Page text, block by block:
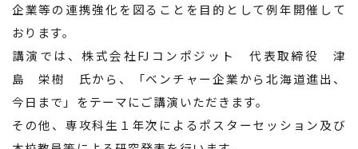
企業等の連携強化を図ることを目的として例年開催して
おります。
講演では、株式会社FJコンポジット 代表取締役 津
島 栄樹 氏から、「ベンチャー企業から北海道進出、
今日まで」をテーマにご講演いただきます。
その他、専攻科生１年次によるポスターセッション及び